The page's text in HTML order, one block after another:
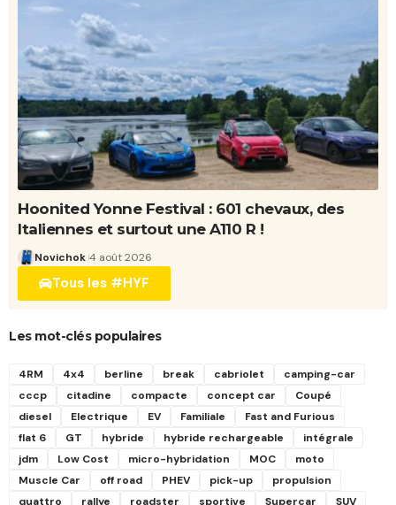
Hoonited Yonne Festival : 601 chevaux, des
Italiennes et surtout une A110 R !
Novichok 4 août 2026
Tous les #HYF
Les mot-clés populaires
4RM 4x4 berline break cabriolet
camping-car
cccp
citadine compacte concept car
Coupé
diesel
Electrique EV Familiale
Fast and Furious
flat 6
GT hybride hybride rechargeable
intégrale
jdm
Low Cost micro-hybridation MOC
moto
Muscle Car
off road PHEV pick-up
propulsion
quattro
rallye roadster sportive Supercar SUV